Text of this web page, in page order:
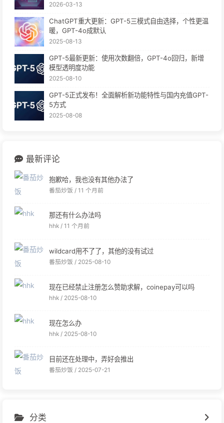
2026-03-13
ChatGPT重大更新：GPT-5三模式自由选择，个性更温
暖，GPT-4o成默认
2025-08-13
GPT-5最新更新：使用次数翻倍，GPT-4o回归，新增
模型透明度功能
2025-08-10
GPT-5正式发布！全面解析新功能特性与国内充值GPT-
5方式
2025-08-08
最新评论
抱歉哈，我也没有其他办法了
番茄炒饭 / 11 个月前
那还有什么办法吗
hhk / 11 个月前
wildcard用不了了，其他的没有试过
番茄炒饭 / 2025-08-10
现在已经禁止注册怎么赞助求解，coinepay可以吗
hhk / 2025-08-10
现在怎么办
hhk / 2025-08-10
目前还在处理中，弄好会推出
番茄炒饭 / 2025-07-21
分类